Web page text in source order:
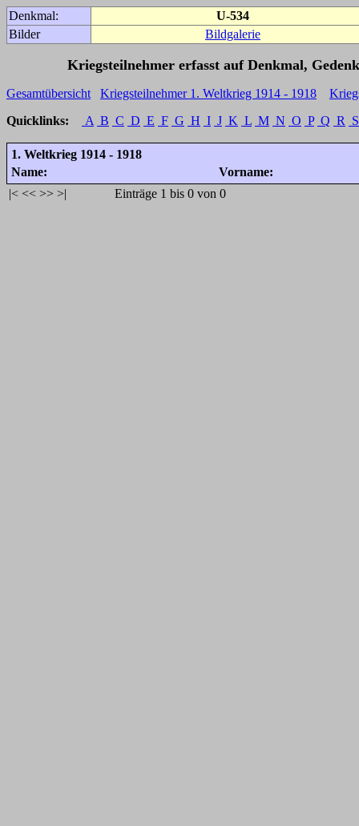
Denkmal:
U-534
Bilder
Bildgalerie
Kriegsteilnehmer erfasst auf Denkmal,
Gesamtübersicht Kriegsteilnehmer 1. Weltkrieg 1914 - 1918
Quicklinks:
A B C D E F G H I J K L M N O P Q R S
1. Weltkrieg 1914 - 1918
Name:
Vorname:
|< << >> >| Einträge 1 bis 0 von 0